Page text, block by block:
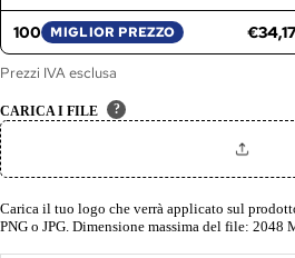
100 MIGLIOR PREZZO €34,17
Prezzi IVA esclusa
CARICA I FILE ?
Carica il tuo logo che verrà applicato sul
PNG o JPG. Dimensione massima del file: 2048